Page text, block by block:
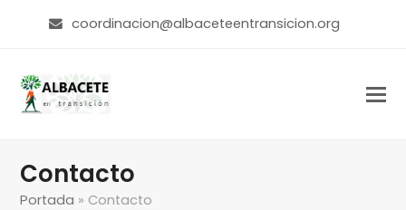
coordinacion@albaceteentransicion.org
Contacto
Portada » Contacto